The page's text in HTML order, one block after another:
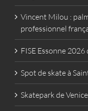
Vincent Milou :
professionnel
FISE Essonne
Spot de skate à
Skatepark de